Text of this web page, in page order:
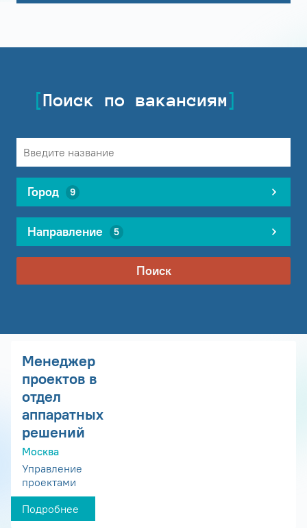
Поиск по вакансиям
Город 9
Направление 5
Поиск
Менеджер
проектов в
отдел
аппаратных
решений
Москва
Управление
проектами
Подробнее